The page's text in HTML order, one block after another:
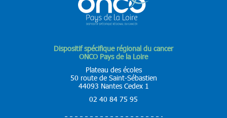
Dispositif spécifique régional du cancer
ONCO Pays de la Loire
Plateau des écoles
50 route de Saint-Sébastien
44093 Nantes Cedex 1
02 40 84 75 95